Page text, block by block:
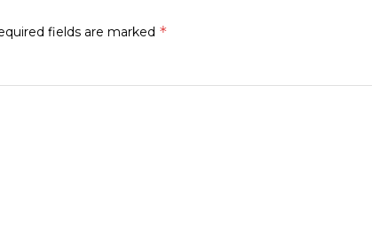
fields are marked *